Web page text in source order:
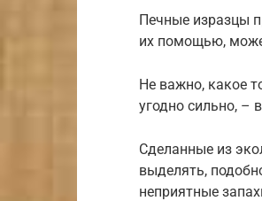
Печные изразцы
их помощью,
Не важно, какое
угодно сильно, –
Сделанные из
выделять,
неприятные